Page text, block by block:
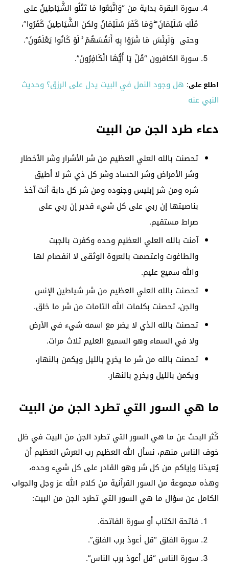
سورة البقرة بداية من “وَاتَّبَعُوا مَا تَتْلُو الشَّيَاطِينُ على
مُلْكِ سُلَيْمَانَ ۖ وَمَا كَفَرَ سُلَيْمَانُ ولكن الشَّيَاطِينَ كَفَرُوا”،
وحتى وَلَبِئْسَ مَا شَرَوْا بِهِ أَنفُسَهُمْ ۚ لَوْ كَانُوا يَعْلَمُونَ”.
سورة الكافرون “قُلْ يَا أَيُّهَا الْكَافِرُونَ”.
اطلع على: هل وجود النمل في البيت يدل على الرزق؟ وحديث
النبي عنه
دعاء طرد الجن من البيت
تحصنت بالله العلي العظيم من شر الأشرار وشر الأخطار
وشر الأمراض وشر الحساد وشر كل ذي شر لا أطيق
شره ومن شر إبليس وجنوده ومن شر كل دابة أنت آخذ
بناصيتها إن ربي على كل شيء قدير إن ربي على
صراط مستقيم.
آمنت بالله العلي العظيم وحده وكفرت بالجبت
والطاغوت واعتصمت بالعروة الوثقى لا انفصام لها
والله سميع عليم.
تحصنت بالله العلي العظيم من شر شياطين الإنس
والجن، تحصنت بكلمات الله التامات من شر ما خلق.
تحصنت بالله الذي لا يضر مع اسمه شيء في الأرض
ولا في السماء وهو السميع العليم ثلاث مرات.
تحصنت بالله من شر ما يخرج بالليل ويكمن بالنهار،
ويكمن بالليل ويخرج بالنهار.
ما هي السور التي تطرد الجن من البيت
كُثر البحث عن ما هي السور التي تطرد الجن من البيت في ظل
خوف الناس منهم، نسأل الله العظيم رب العرش العظيم أن
يُعيذنا وإياكم من كل شر وهو القادر على كل شيء وحده،
وهذه مجموعة من السور القرآنية من كلام الله عز وجل والجواب
الكامل عن سؤال ما هي السور التي تطرد الجن من البيت:
فاتحة الكتاب أو سورة الفاتحة.
سورة الفلق “قل أعوذ برب الفلق”.
سورة الناس “قل أعوذ برب الناس”.